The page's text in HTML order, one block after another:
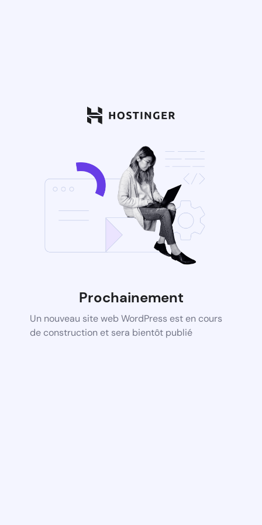
Prochainement
Un nouveau site web WordPress est en cours
de construction et sera bientôt publié